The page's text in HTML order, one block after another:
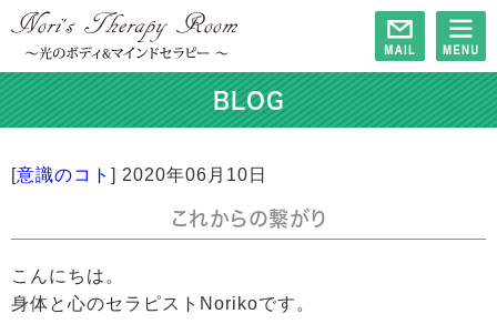
BLOG
[意識のコト ] 2020年06月10日
これからの繋がり
こんにちは。
身体と心のセラピストNorikoです。